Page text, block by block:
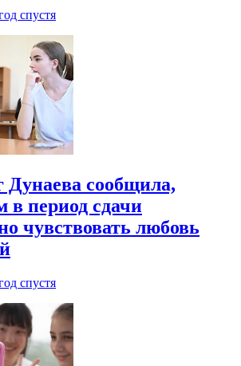
спустя
Дунаева сообщила,
в период сдачи
чувствовать любовь
спустя